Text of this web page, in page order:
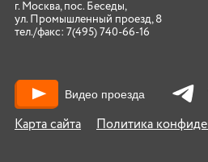
г. Москва, пос. Беседы,
ул. Промышленный проезд, 8
тел./факс: 7(495) 740-66-16
Карта сайта Политика
Видео проезда